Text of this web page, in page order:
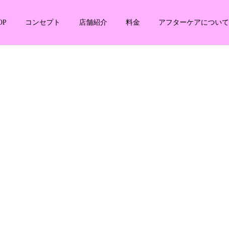
コンセプト 店舗紹介 料金 アフターケアについて